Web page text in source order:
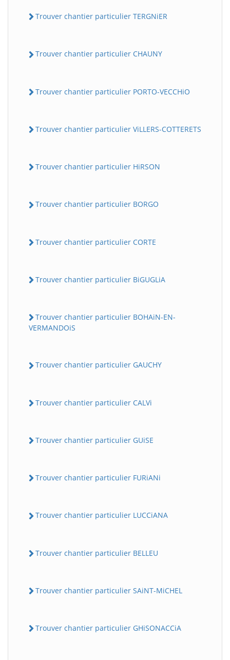
Trouver chantier particulier TERGNiER
Trouver chantier particulier CHAUNY
Trouver chantier particulier PORTO-VECCHiO
Trouver chantier particulier ViLLERS-COTTERETS
Trouver chantier particulier HiRSON
Trouver chantier particulier BORGO
Trouver chantier particulier CORTE
Trouver chantier particulier BiGUGLiA
Trouver chantier particulier BOHAiN-EN-
VERMANDOiS
Trouver chantier particulier GAUCHY
Trouver chantier particulier CALVi
Trouver chantier particulier GUiSE
Trouver chantier particulier FURiANi
Trouver chantier particulier LUCCiANA
Trouver chantier particulier BELLEU
Trouver chantier particulier SAiNT-MiCHEL
Trouver chantier particulier GHiSONACCiA